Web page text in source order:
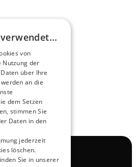
View All
von
Nutzung der
über Ihre
an die
dem Setzen
stimmen Sie
Daten in den
jederzeit
löschen.
Sie in unserer